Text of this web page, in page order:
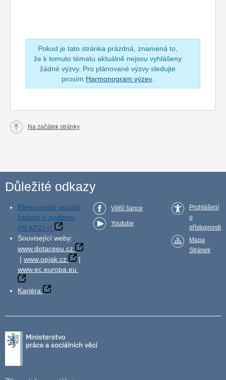
Pokud je tato stránka prázdná, znamená to,
že k tomuto tématu aktuálně nejsou vyhlášeny
žádné výzvy. Pro plánované výzvy sledujte
prosím Harmonogram výzev.
Na začátek stránky
Důležité odkazy
Elektronické podání
žádosti o podporu
(IS KP21+)
Související weby:
www.dotaceeu.cz
| www.opjak.cz
|
www.ec.europa.eu
Kariéra
Větší šance
Youtube
Prohlášení
o
přístupnosti
Mapa
Stránek